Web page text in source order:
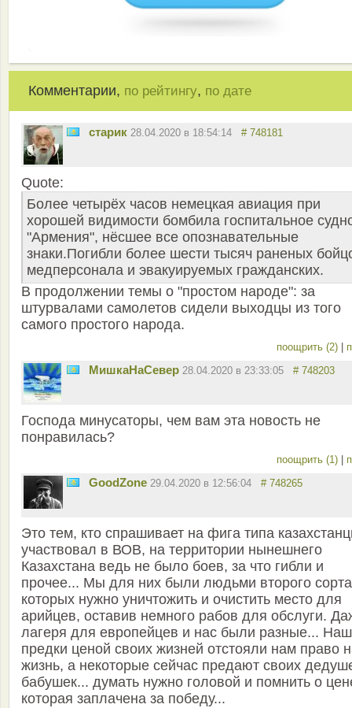
Комментарии, по рейтингу, по дате
старик 28.04.2020 в 18:54:14 # 748181
Quote:
Более четырёх часов немецкая авиация при
хорошей видимости бомбила госпитальное
"Армения", нёсшее все опознавательные
знаки.Погибли более шести тысяч раненых
медперсонала и эвакуируемых гражданских.
В продолжении темы о "простом народе": за
штурвалами самолетов сидели выходцы из того
самого простого народа.
поощрить (2)
МишкаНаСевер 28.04.2020 в 23:33:05 # 748203
Господа минусаторы, чем вам эта новость не
понравилась?
поощрить (1)
GoodZone 29.04.2020 в 12:56:04 # 748265
Это тем, кто спрашивает на фига типа
участвовал в ВОВ, на территории нынешнего
Казахстана ведь не было боев, за что гибли и
прочее... Мы для них были людьми второго
которых нужно уничтожить и очистить место для
арийцев, оставив немного рабов для обслуги.
лагеря для европейцев и нас были разные...
предки ценой своих жизней отстояли нам право
жизнь, а некоторые сейчас предают своих
бабушек... думать нужно головой и помнить о
которая заплачена за победу...